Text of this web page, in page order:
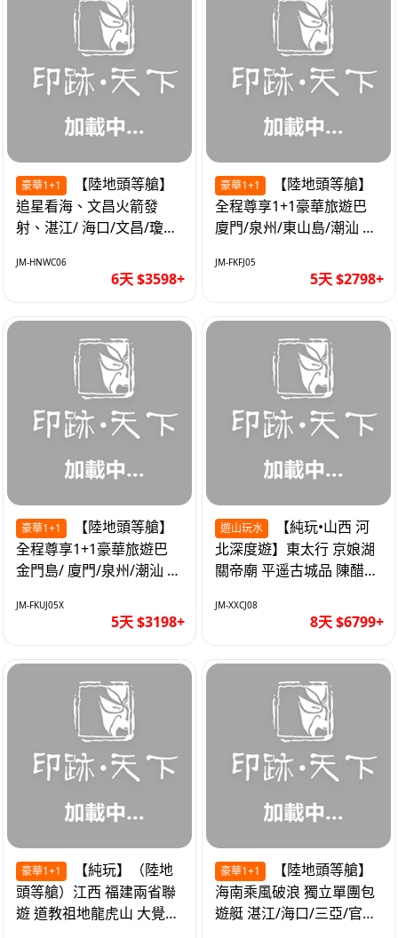
豪華1+1
追星看海、文昌火箭發
射、湛江/ 海口/文昌/瓊海/
優質6天
JM-HNWC06
6天 $3598+
豪華1+1
全程尊享1+1豪華旅遊巴
廈門/泉州/東山島/潮汕 精
JM-FKFJ05
5天 $2798+
豪華1+1
全程尊享1+1豪華旅遊巴
金門島/ 廈門/泉州/潮汕 無
JM-FKUJ05X
5天 $3198+
遊山玩水
北深度遊】東太行 京娘湖
關帝廟 平遥古城品 陳醋咖
JM-XXCJ08
8天 $6799+
豪華1+1
頭等艙）江西 福建兩省聯
遊 道教祖地龍虎山 大覺山
豪華1+1
海南乘風破浪 獨立單團包
遊艇 湛江/海口/三亞/官塘/